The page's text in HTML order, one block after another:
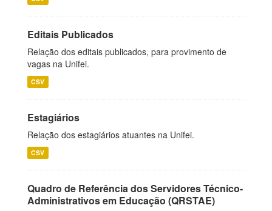
Editais Publicados
Relação dos editais publicados, para provimento de
vagas na Unifei.
CSV
Estagiários
Relação dos estagiários atuantes na Unifei.
CSV
Quadro de Referência dos Servidores Técnico-
Administrativos em Educação (QRSTAE)